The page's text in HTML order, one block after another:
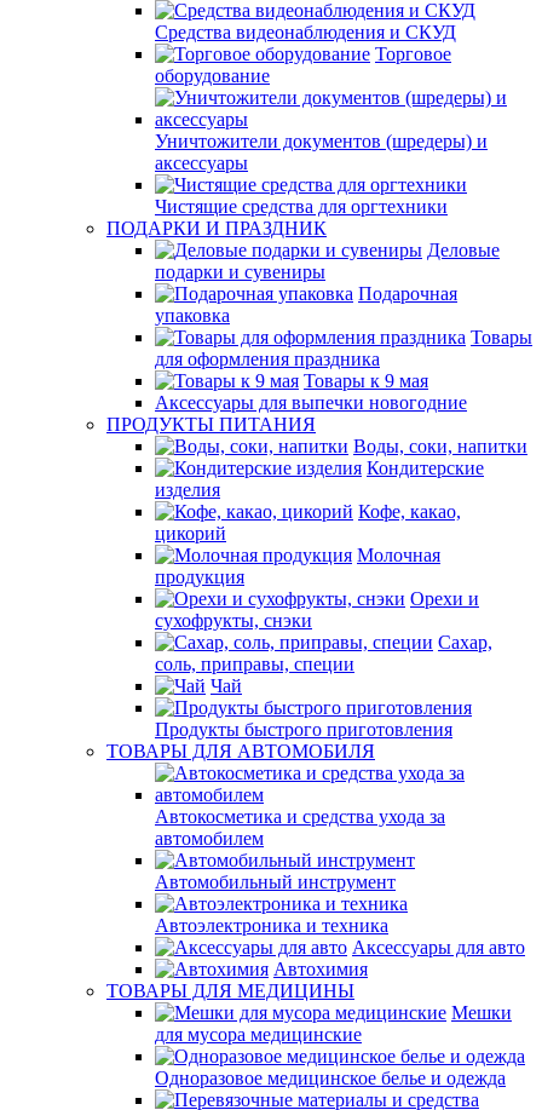
Средства видеонаблюдения и СКУД
Торговое
оборудование
Уничтожители документов (шредеры) и
аксессуары
Чистящие средства для оргтехники
ПОДАРКИ И ПРАЗДНИК
Деловые
подарки и сувениры
Подарочная
упаковка
Товары
для оформления праздника
Товары к 9 мая
Аксессуары для выпечки новогодние
ПРОДУКТЫ ПИТАНИЯ
Воды, соки, напитки
Кондитерские
изделия
Кофе, какао,
цикорий
Молочная
продукция
Орехи и
сухофрукты, снэки
Сахар,
соль, приправы, специи
Чай
Продукты быстрого приготовления
ТОВАРЫ ДЛЯ АВТОМОБИЛЯ
Автокосметика и средства ухода за
автомобилем
Автомобильный инструмент
Автоэлектроника и техника
Аксессуары для авто
Автохимия
ТОВАРЫ ДЛЯ МЕДИЦИНЫ
Мешки
для мусора медицинские
Одноразовое медицинское белье и одежда